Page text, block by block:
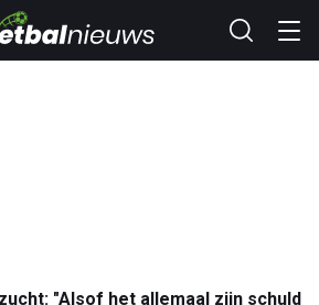
"Alsof het allemaal zijn schuld